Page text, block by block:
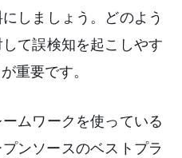
しましょう。どのよう
て誤検知を起こしやす
重要です。
ムワークを使っている
ンソースのベストプラ